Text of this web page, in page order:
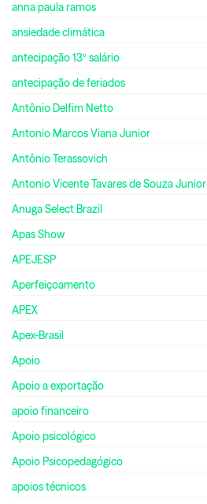
anna paula ramos
ansiedade climática
antecipação 13º salário
antecipação de feriados
Antônio Delfim Netto
Antonio Marcos Viana Junior
Antônio Terassovich
Antonio Vicente Tavares de Souza Junior
Anuga Select Brazil
Apas Show
APEJESP
Aperfeiçoamento
APEX
Apex-Brasil
Apoio
Apoio a exportação
apoio financeiro
Apoio psicológico
Apoio Psicopedagógico
apoios técnicos